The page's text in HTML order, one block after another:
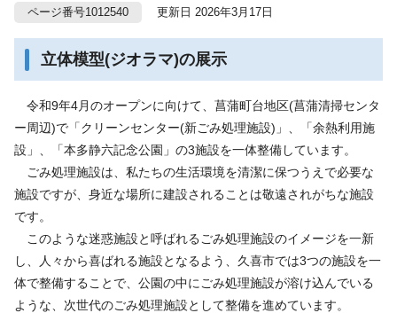
ページ番号1012540 更新日 2026年3月17日
立体模型(ジオラマ)の展示
令和9年4月のオープンに向けて、菖蒲町台地区(菖蒲清掃センタ
ー周辺)で「クリーンセンター(新ごみ処理施設)」、「余熱利用施
設」、「本多静六記念公園」の3施設を一体整備しています。
ごみ処理施設は、私たちの生活環境を清潔に保つうえで必要な
施設ですが、身近な場所に建設されることは敬遠されがちな施設
です。
このような迷惑施設と呼ばれるごみ処理施設のイメージを一新
し、人々から喜ばれる施設となるよう、久喜市では3つの施設を一
体で整備することで、公園の中にごみ処理施設が溶け込んでいる
ような、次世代のごみ処理施設として整備を進めています。